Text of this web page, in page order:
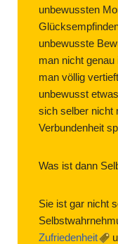
unbewussten
unbewusste
man nicht
man völlig
unbewusst
sich selber nicht
Verbundenheit
Was ist dann
Sie ist gar nicht
Zufriedenheit